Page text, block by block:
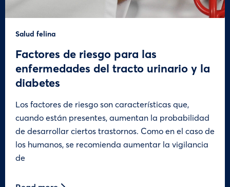
Salud felina
Factores de riesgo para las
enfermedades del tracto urinario y la
diabetes
Los factores de riesgo son características que,
cuando están presentes, aumentan la probabilidad
de desarrollar ciertos trastornos. Como en el caso de
los humanos, se recomienda aumentar la vigilancia
de